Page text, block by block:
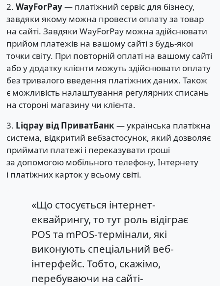
2. WayForPay— платіжний сервіс для бізнесу,
завдяки якому можна провести оплату за товар
на сайті. Завдяки WayForPay можна здійснювати
прийом платежів на вашому сайті з будь-якої
точки світу. При повторній оплаті на вашому сайті
або у додатку клієнти можуть здійснювати оплату
без тривалого введення платіжних даних. Також
є можливість налаштування регулярних списань
на стороні магазину чи клієнта.
3. Liqpay від ПриватБанк — українська платіжна
система, відкритий вебзастосунок, який дозволяє
приймати платежі і переказувати гроші
за допомогою мобільного телефону, Інтернету
і платіжних карток у всьому світі.
«Що стосується інтернет-
еквайрингу, то тут роль відіграє
POS та mPOS-термінали, які
виконують спеціальний веб-
інтерфейс. Тобто, скажімо,
перебуваючи на сайті-